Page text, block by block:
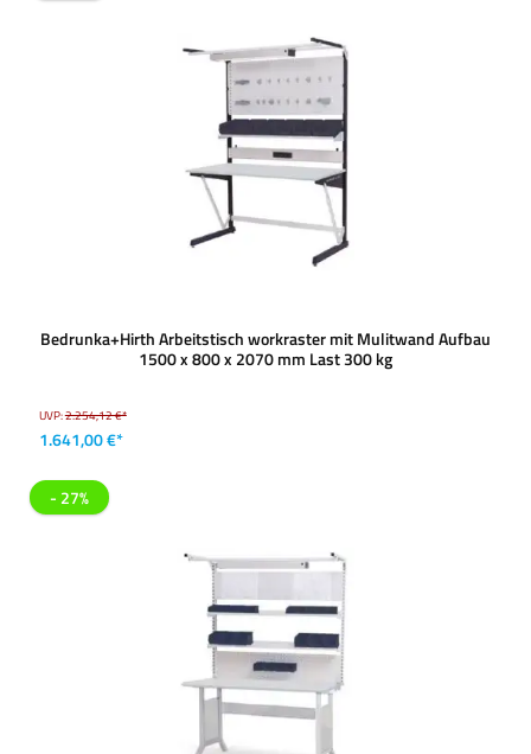
Bedrunka+Hirth Arbeitstisch workraster mit Mulitwand Aufbau
1500 x 800 x 2070 mm Last 300 kg
UVP:2.254,12 €*
1.641,00 €*
- 27%